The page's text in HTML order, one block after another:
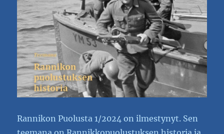
Rannikon Puolusta 1/2024 on ilmestynyt. Sen